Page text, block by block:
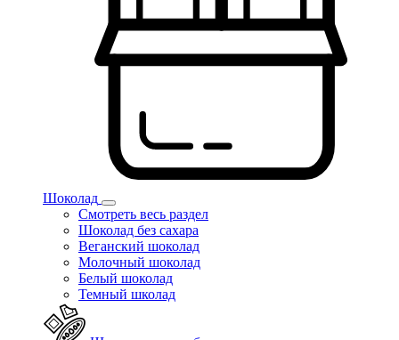
Шоколад
Смотреть весь раздел
Шоколад без сахара
Веганский шоколад
Молочный шоколад
Белый шоколад
Темный школад